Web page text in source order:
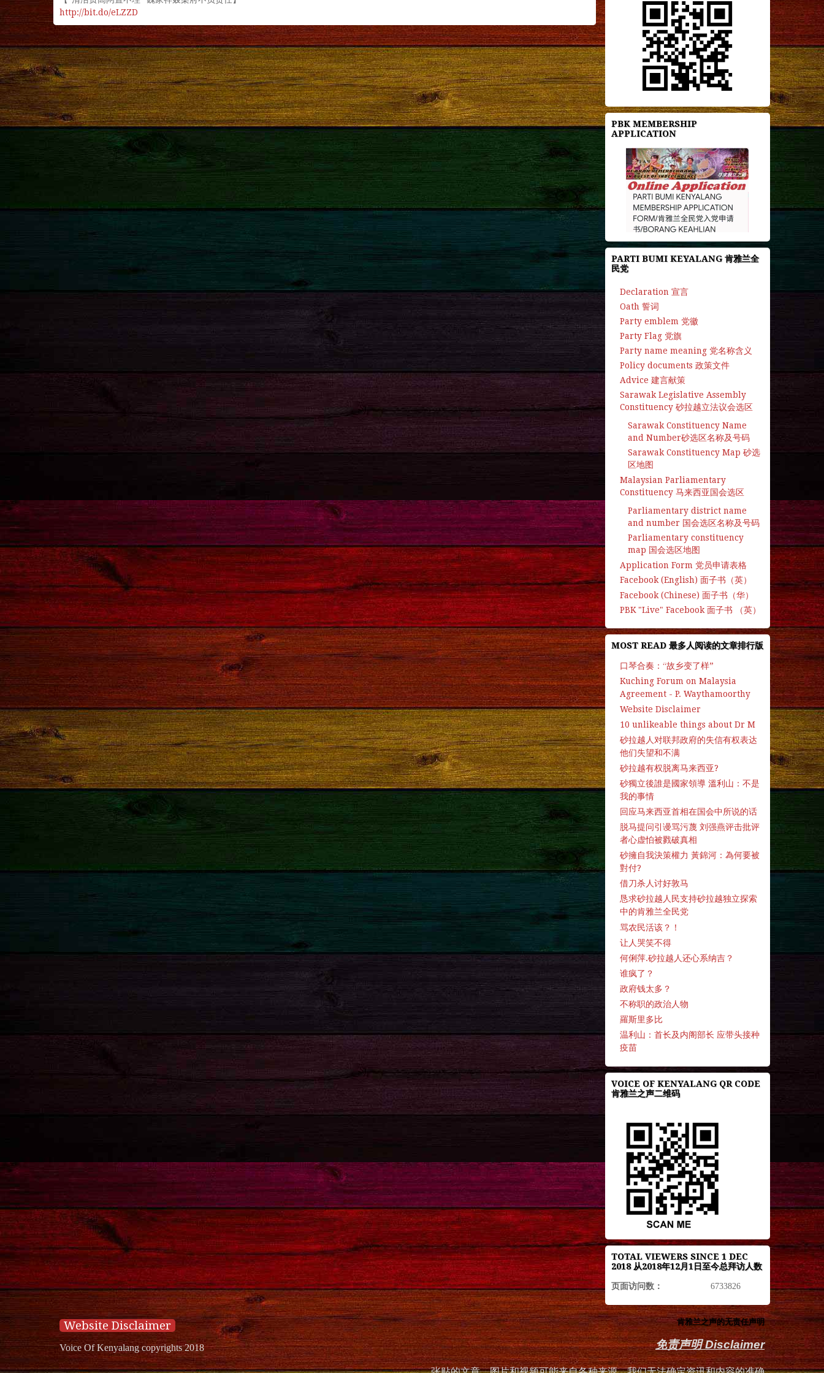
http://bit.do/eLZZD
PBK MEMBERSHIP
APPLICATION
PARTI BUMI KEYALANG 肯雅兰全
民党
Declaration 宣言
Oath 誓词
Party emblem 党徽
Party Flag 党旗
Party name meaning 党名称含义
Policy documents 政策文件
Advice 建言献策
Sarawak Legislative Assembly
Constituency 砂拉越立法议会选区
Sarawak Constituency Name
and Number砂选区名称及号码
Sarawak Constituency Map 砂选
区地图
Malaysian Parliamentary
Constituency 马来西亚国会选区
Parliamentary district name
and number 国会选区名称及号码
Parliamentary constituency
map 国会选区地图
Application Form 党员申请表格
Facebook (English) 面子书（英）
Facebook (Chinese) 面子书（华）
PBK "Live" Facebook 面子书 （英）
MOST READ 最多人阅读的文章排行版
口琴合奏：“故乡变了样”
Kuching Forum on Malaysia
Agreement - P. Waythamoorthy
Website Disclaimer
10 unlikeable things about Dr M
砂拉越人对联邦政府的失信有权表达
他们失望和不满
砂拉越有权脱离马来西亚?
砂獨立後誰是國家領導 溫利山：不是
我的事情
回应马来西亚首相在国会中所说的话
脱马提问引谩骂污蔑 刘强燕评击批评
者心虚怕被戮破真相
砂擁自我決策權力 黃錦河：為何要被
對付?
借刀杀人讨好敦马
恳求砂拉越人民支持砂拉越独立探索
中的肯雅兰全民党
骂农民活该？！
让人哭笑不得
何俐萍.砂拉越人还心系纳吉？
谁疯了？
政府钱太多？
不称职的政治人物
羅斯里多比
温利山：首长及内阁部长 应带头接种
疫苗
VOICE OF KENYALANG QR CODE
肯雅兰之声二维码
TOTAL VIEWERS SINCE 1 DEC
2018 从2018年12月1日至今总拜访人数
页面访问数： 6733826
Website Disclaimer
Voice Of Kenyalang copyrights 2018
肯雅兰之声的无责任声明
免责声明 Disclaimer